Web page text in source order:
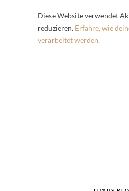
Diese Website verwendet
reduzieren. Erfahre, wie
verarbeitet werden.